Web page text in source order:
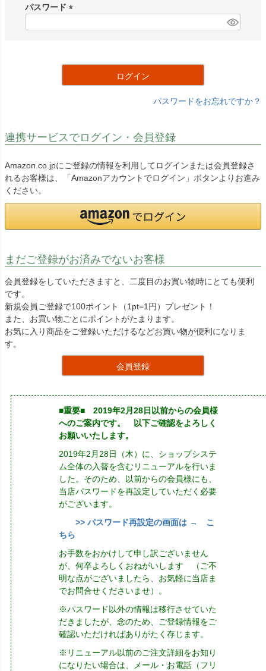
)
パスワード
ログイン
パスワードをお忘れですか？
連携サービスでログイン・会員登録
Amazon.co.jpにご登録の情報を利用してログインまたは会員登録さ
れるお客様は、「Amazonアカウントでログイン」ボタンよりお進み
ください。
まだご登録がお済みでないお客様
会員登録をしていただきますと、二度目のお買い物時にとても便利
です。
新規会員ご登録で100ポイント（1pt=1円）プレゼント！
また、お買い物ごとにポイントがたまります。
お気に入り商品をご登録いただけるなどお買い物が便利になりま
す。
会員登録
■重要■ 2019年2月28日以前からの会員様
へのご案内です。 以下ご確認をよろしく
お願いいたします。
2019年2月28日（木）に、ショップシステ
ム全体の入替を含むリニューアルを行いま
した。そのため、以前からの会員様にも、
当店パスワードを再設定していただく必要
がございます。
>> パスワード再設定の画面は → こ
ちら
お手数をおかけして申し訳ございません
が、何卒よろしくおねがいします （ご不
明な点がございましたら、お気軽に当店ま
でお問合せくださいませ）。
※パスワード以外の情報は移行させていた
だきましたが、念のため、ご登録情報をご
確認いただければありがたく存じます。
※リニューアル以前のご注文詳細をお知り
になりたい場合は、メール・お電話（フリ